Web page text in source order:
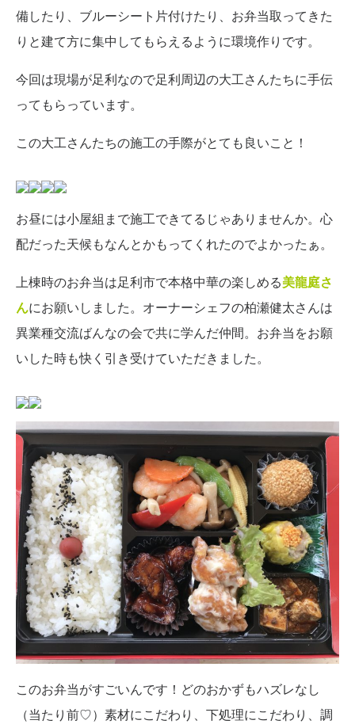
備したり、ブルーシート片付けたり、お弁当取ってきた
りと建て方に集中してもらえるように環境作りです。
今回は現場が足利なので足利周辺の大工さんたちに手伝
ってもらっています。
この大工さんたちの施工の手際がとても良いこと！
お昼には小屋組まで施工できてるじゃありませんか。心
配だった天候もなんとかもってくれたのでよかったぁ。
上棟時のお弁当は足利市で本格中華の楽しめる美龍庭さ
んにお願いしました。オーナーシェフの柏瀬健太さんは
異業種交流ばんなの会で共に学んだ仲間。お弁当をお願
いした時も快く引き受けていただきました。
このお弁当がすごいんです！どのおかずもハズレなし
（当たり前♡）素材にこだわり、下処理にこだわり、調